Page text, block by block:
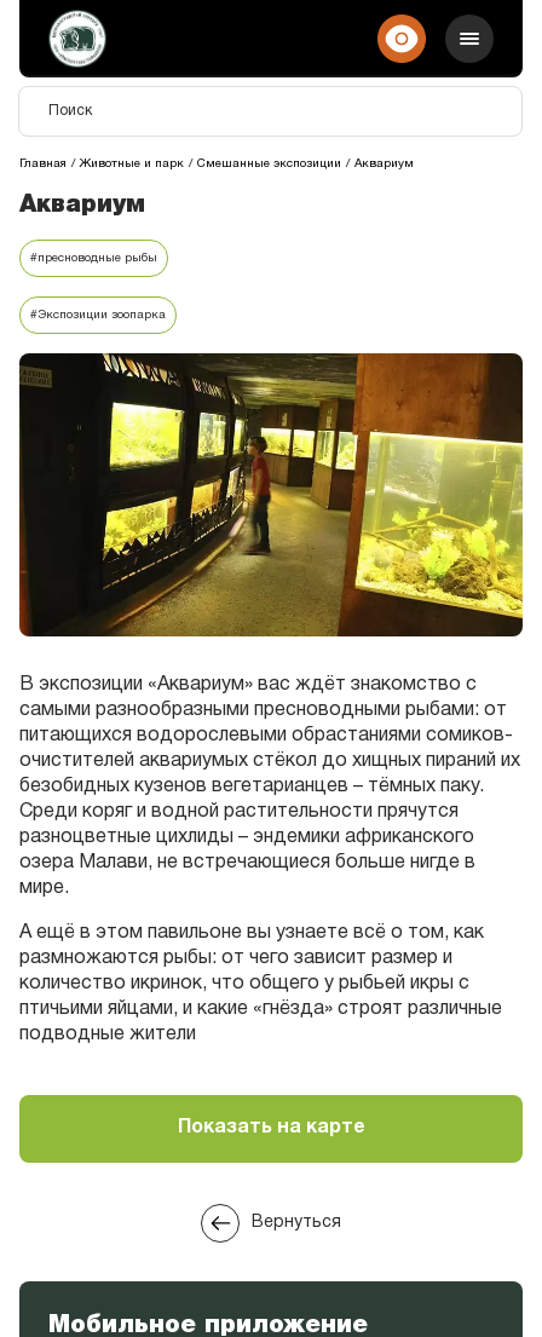
Главная Животные и парк Смешанные экспозиции Аквариум
Аквариум
#пресноводные рыбы
#Экспозиции зоопарка
В экспозиции «Аквариум» вас ждёт знакомство с
самыми разнообразными пресноводными рыбами: от
питающихся водорослевыми обрастаниями сомиков-
очистителей аквариумых стёкол до хищных пираний их
безобидных кузенов вегетарианцев – тёмных паку.
Среди коряг и водной растительности прячутся
разноцветные цихлиды – эндемики африканского
озера Малави, не встречающиеся больше нигде в
мире.
А ещё в этом павильоне вы узнаете всё о том, как
размножаются рыбы: от чего зависит размер и
количество икринок, что общего у рыбьей икры с
птичьими яйцами, и какие «гнёзда» строят различные
подводные жители
Показать на карте
Вернуться
Мобильное приложение